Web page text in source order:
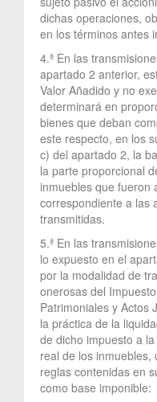
dichas operaciones,
en los términos antes
4.ª En las
apartado 2 anterior,
Valor Añadido y no
determinará en
bienes que deban
este respecto, en los
c) del apartado 2, la
la parte proporcional
inmuebles que fueron
correspondiente a las
transmitidas.
5.ª En las
lo expuesto en el
por la modalidad de
onerosas del
Patrimoniales y Actos
la práctica de la
de dicho impuesto a
real de los
reglas contenidas en
como base imponible: